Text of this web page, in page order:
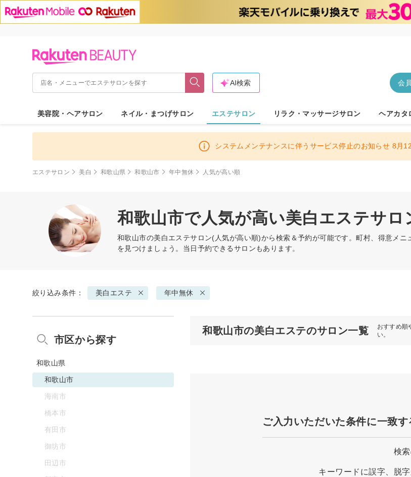
会
AI検索
美容院・ヘアサロン ネイル・まつげサロン エステサロン リラク・マッサージサロン ヘアカタ
システムメンテナンスに伴うサービス停止のお知らせ 8月
エステサロン 美白 和歌山県 和歌山市 年中無休 人気が高い順
和歌山市で人気が高い美白エステサロ
和歌山市の美白エステサロン(人気が高い順)から検索＆予約が可能です。町村、得意メ
を見つけましょう。当日予約できるサロンもあります。
絞り込み条件： 美白エステ 年中無休
和歌山市の美白エステのサロン一覧
おすすめ順
い。
ご入力いただいた条件に一致
検
キーワードに誤字、脱
市区から探す
和歌山県
和歌山市
海南市
橋本市
有田市
御坊市
田辺市